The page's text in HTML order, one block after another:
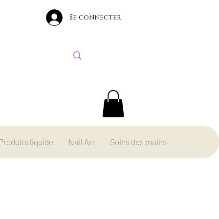
Se connecter
liquide Nail Art Soins des mains